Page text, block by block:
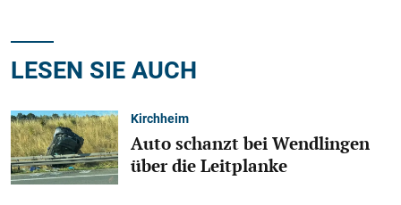
LESEN SIE AUCH
Kirchheim
Auto schanzt bei Wendlingen
über die Leitplanke